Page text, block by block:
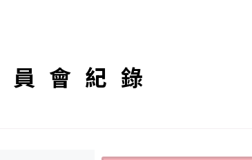
會紀錄